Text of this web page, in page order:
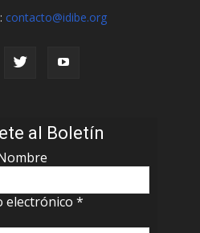
contacto@idibe.org
al Boletín
electrónico *